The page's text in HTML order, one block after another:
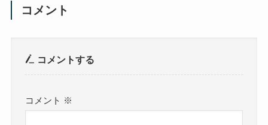
コメント
コメントする
コメント ※